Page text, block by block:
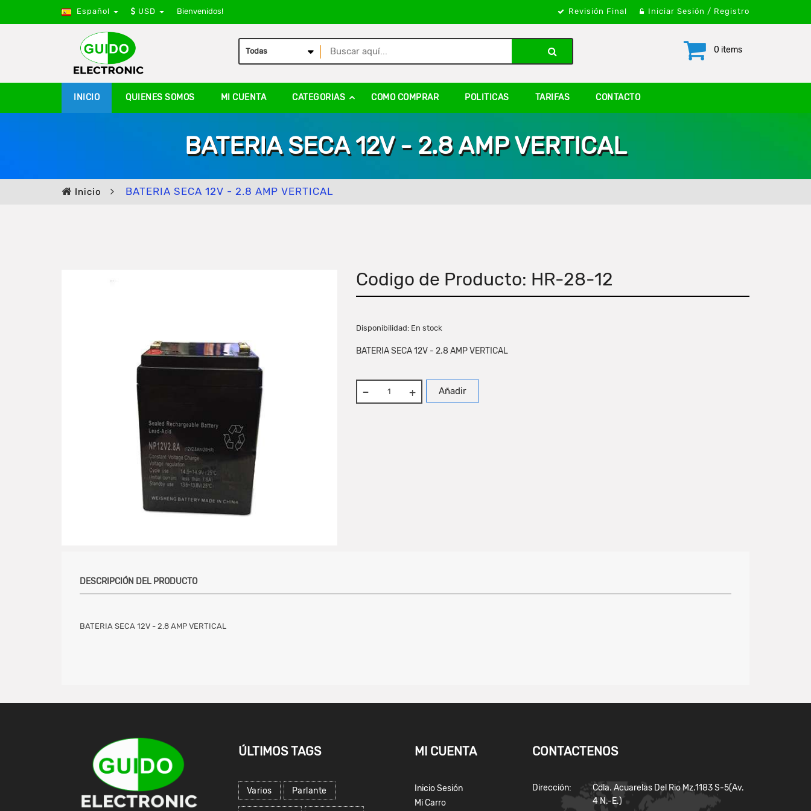
Español USD Bienvenidos! Revisión Final Iniciar Sesión / Registro
0 items
INICIO QUIENES SOMOS MI CUENTA CATEGORIAS COMO COMPRAR POLITICAS TARIFAS CONTACTO
BATERIA SECA 12V - 2.8 AMP VERTICAL
Inicio BATERIA SECA 12V - 2.8 AMP VERTICAL
Codigo de Producto: HR-28-12
Disponibilidad: En stock
BATERIA SECA 12V - 2.8 AMP VERTICAL
Añadir
DESCRIPCIÓN DEL PRODUCTO
BATERIA SECA 12V - 2.8 AMP VERTICAL
ÚLTIMOS TAGS
Varios Parlante
MI CUENTA
Inicio Sesión
Mi Carro
CONTACTENOS
Dirección:
Cdla. Acuarelas Del Rio Mz.1183 S-5(Av.
4 N.-E.)